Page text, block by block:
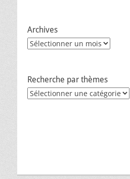
Archives
Archives
Recherche par thèmes
Recherche